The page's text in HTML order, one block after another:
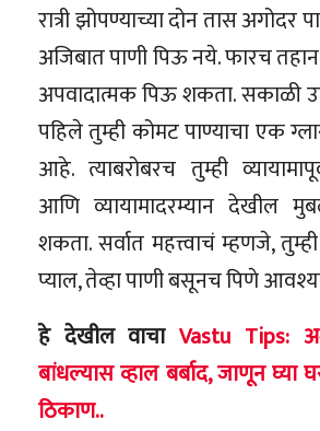
रात्री झोपण्याच्या दोन तास अगोदर
अजिबात पाणी पिऊ नये. फारच
अपवादात्मक पिऊ शकता. सकाळी
पहिले तुम्ही कोमट पाण्याचा एक
आहे. त्याबरोबरच तुम्ही
आणि व्यायामादरम्यान देखील
शकता. सर्वात महत्त्वाचं म्हणजे,
प्याल, तेव्हा पाणी बसूनच पिणे
हे देखील वाचाVastu Tips:
बांधल्यास व्हाल बर्बाद, जाणून घ्या
ठिकाण..